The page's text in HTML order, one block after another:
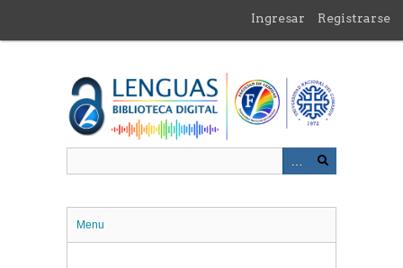
contenido
Ingresar Registrarse
Menu